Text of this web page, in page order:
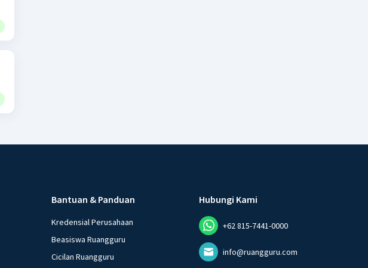
Bantuan & Panduan
Kredensial Perusahaan
Beasiswa Ruangguru
Cicilan Ruangguru
Hubungi Kami
+62 815-7441-0000
info@ruangguru.com